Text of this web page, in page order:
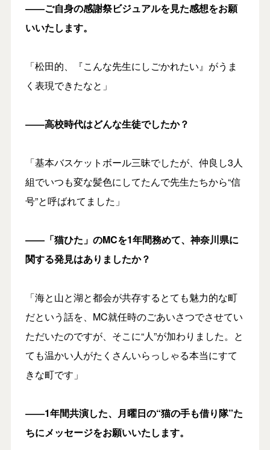
――ご自身の感謝祭ビジュアルを見た感想をお願
いいたします。
「松田的、『こんな先生にしごかれたい』がうま
く表現できたなと」
――高校時代はどんな生徒でしたか？
「基本バスケットボール三昧でしたが、仲良し3人
組でいつも変な髪色にしてたんで先生たちから“信
号”と呼ばれてました」
――「猫ひた」のMCを1年間務めて、神奈川県に
関する発見はありましたか？
「海と山と湖と都会が共存するとても魅力的な町
だという話を、MC就任時のごあいさつでさせてい
ただいたのですが、そこに“人”が加わりました。と
ても温かい人がたくさんいらっしゃる本当にすて
きな町です」
――1年間共演した、月曜日の“猫の手も借り隊”た
ちにメッセージをお願いいたします。